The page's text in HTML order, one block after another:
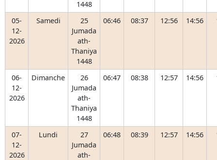
1448
05-
12-
2026
Samedi
25
Jumada
ath-
Thaniya
1448
06:46 08:37 12:56 14:56
06-
12-
2026
Dimanche
26
Jumada
ath-
Thaniya
1448
06:47 08:38 12:57 14:56
07-
12-
2026
Lundi
27
Jumada
ath-
06:48 08:39 12:57 14:56